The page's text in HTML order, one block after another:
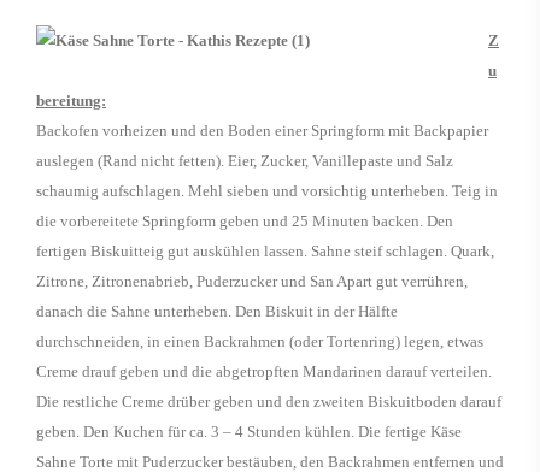
Z
u
bereitung:
Backofen vorheizen und den Boden einer Springform mit Backpapier
auslegen (Rand nicht fetten). Eier, Zucker, Vanillepaste und Salz
schaumig aufschlagen. Mehl sieben und vorsichtig unterheben. Teig in
die vorbereitete Springform geben und 25 Minuten backen. Den
fertigen Biskuitteig gut auskühlen lassen. Sahne steif schlagen. Quark,
Zitrone, Zitronenabrieb, Puderzucker und San Apart gut verrühren,
danach die Sahne unterheben. Den Biskuit in der Hälfte
durchschneiden, in einen Backrahmen (oder Tortenring) legen, etwas
Creme drauf geben und die abgetropften Mandarinen darauf verteilen.
Die restliche Creme drüber geben und den zweiten Biskuitboden darauf
geben. Den Kuchen für ca. 3 – 4 Stunden kühlen. Die fertige Käse
Sahne Torte mit Puderzucker bestäuben, den Backrahmen entfernen und